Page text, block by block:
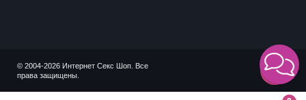
© 2004-2026 Интернет Секс Шоп. Все
права защищены.
18+